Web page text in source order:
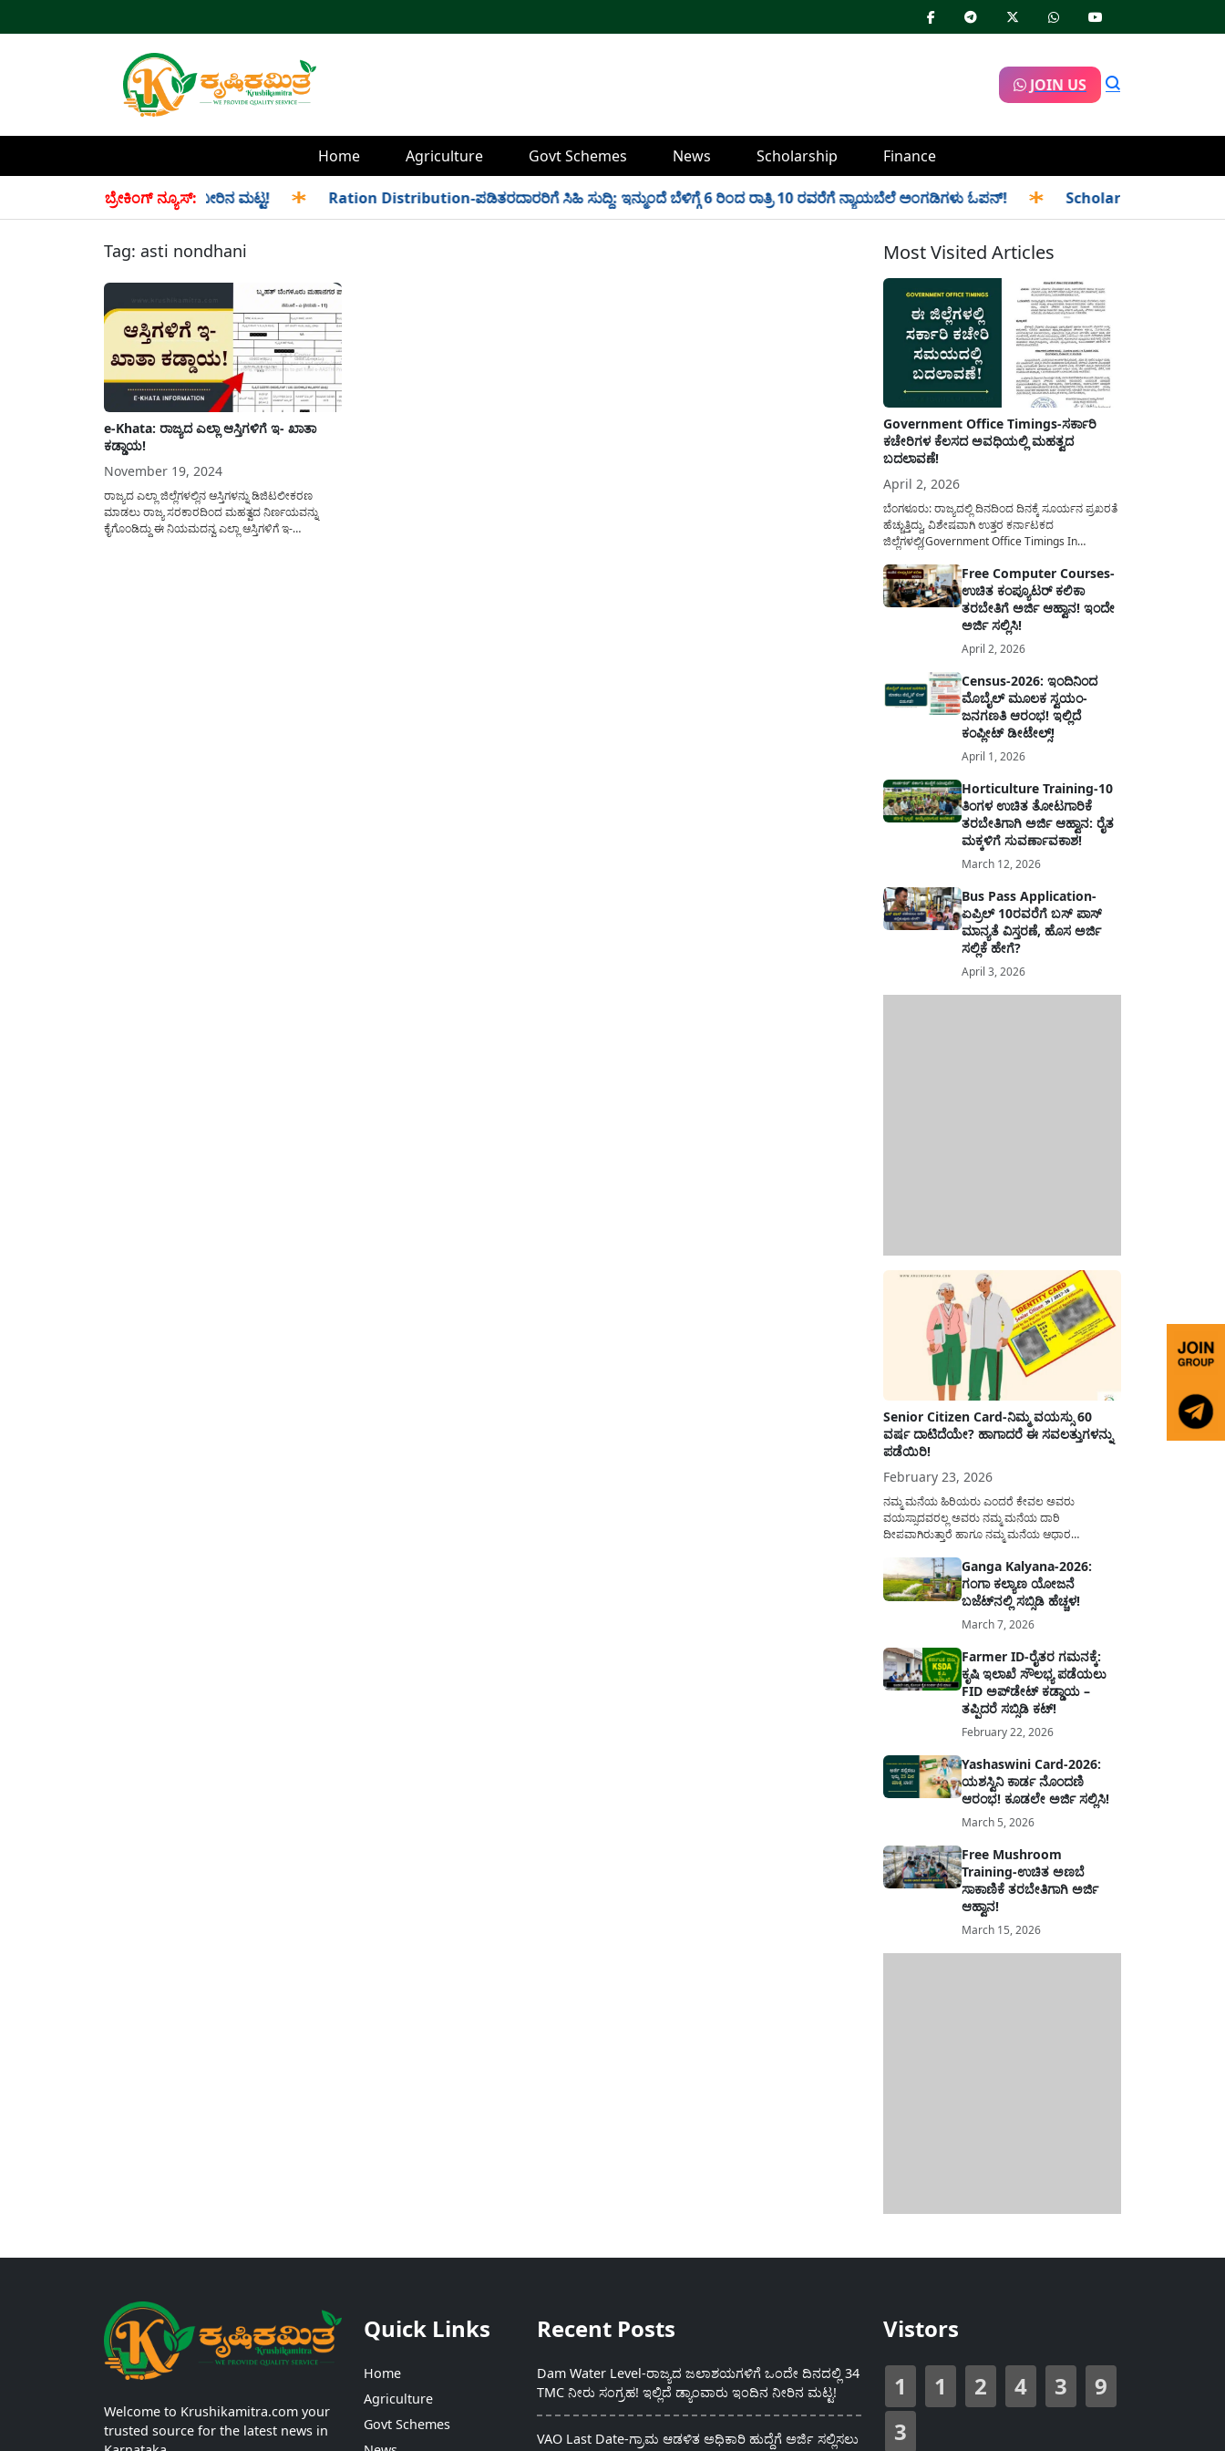
JOIN US
Home Agriculture Govt Schemes News Scholarship Finance
ಬ್ರೇಕಿಂಗ್ ನ್ಯೂಸ್:
ಇಲ್ಲಿದೆ ಡ್ಯಾಂವಾರು ಇಂದಿನ ನೀರಿನ ಮಟ್ಟ! Ration Distribution-ಪಡಿತರದಾರರಿಗೆ ಸಿಹಿ ಸುದ್ದಿ: ಇನ್ಮುಂದೆ ಬೆಳಿಗ್ಗೆ 6 ರಿಂದ ರಾತ್ರಿ 10 ರವರೆಗೆ ನ್ಯಾಯಬೆಲೆ ಅಂಗಡಿಗಳು ಓಪನ್! Scholarship
Tag: asti nondhani
e-Khata: ರಾಜ್ಯದ ಎಲ್ಲಾ ಆಸ್ತಿಗಳಿಗೆ ಇ- ಖಾತಾ
ಕಡ್ಡಾಯ!
November 19, 2024
ರಾಜ್ಯದ ಎಲ್ಲಾ ಜಿಲ್ಲೆಗಳಲ್ಲಿನ ಆಸ್ತಿಗಳನ್ನು ಡಿಜಿಟಲೀಕರಣ
ಮಾಡಲು ರಾಜ್ಯ ಸರಕಾರದಿಂದ ಮಹತ್ವದ ನಿರ್ಣಯವನ್ನು
ಕೈಗೊಂಡಿದ್ದು ಈ ನಿಯಮದನ್ವ ಎಲ್ಲಾ ಆಸ್ತಿಗಳಿಗೆ ಇ-
Most Visited Articles
Government Office Timings-ಸರ್ಕಾರಿ
ಕಚೇರಿಗಳ ಕೆಲಸದ ಅವಧಿಯಲ್ಲಿ ಮಹತ್ವದ
ಬದಲಾವಣೆ!
April 2, 2026
ಬೆಂಗಳೂರು: ರಾಜ್ಯದಲ್ಲಿ ದಿನದಿಂದ ದಿನಕ್ಕೆ ಸೂರ್ಯನ ಪ್ರಖರತೆ
ಹೆಚ್ಚುತ್ತಿದ್ದು, ವಿಶೇಷವಾಗಿ ಉತ್ತರ ಕರ್ನಾಟಕದ
ಜಿಲ್ಲೆಗಳಲ್ಲಿ(Government Office Timings In
ಹಿನ್ನೆಲೆಯಲ್ಲಿ ಸರ್ಕಾರಿ ನೌಕರರ ಹಿತದೃಷ್ಟಿಯಿಂದ ಹಾಗೂ
ಸಾರ್ವಜನಿಕರ ಅನುಕೂಲಕ್ಕಾಗಿ ಕರ್ನಾಟಕ ಸರ್ಕಾರವು
ಮಹತ್ವದ ನಿರ್ಧಾರವೊಂದನ್ನು ಕೈಗೊಂಡಿದೆ. ಕಿತ್ತೂರು ಕರ್ನಾಟಕ
ಮತ್ತು ಕಲ್ಯಾಣ ಕರ್ನಾಟಕದ ಒಟ್ಟು 9 ಜಿಲ್ಲೆಗಳಲ್ಲಿ ಏಪ್ರಿಲ್...
Free Computer Courses-
ಉಚಿತ ಕಂಪ್ಯೂಟರ್ ಕಲಿಕಾ
ತರಬೇತಿಗೆ ಅರ್ಜಿ ಆಹ್ವಾನ! ಇಂದೇ
ಅರ್ಜಿ ಸಲ್ಲಿಸಿ!
April 2, 2026
Census-2026: ಇಂದಿನಿಂದ
ಮೊಬೈಲ್ ಮೂಲಕ ಸ್ವಯಂ-
ಜನಗಣತಿ ಆರಂಭ! ಇಲ್ಲಿದೆ
ಕಂಪ್ಲೀಟ್ ಡೀಟೇಲ್ಸ್!
April 1, 2026
Horticulture Training-10
ತಿಂಗಳ ಉಚಿತ ತೋಟಗಾರಿಕೆ
ತರಬೇತಿಗಾಗಿ ಅರ್ಜಿ ಆಹ್ವಾನ: ರೈತ
ಮಕ್ಕಳಿಗೆ ಸುವರ್ಣಾವಕಾಶ!
March 12, 2026
Bus Pass Application-
ಏಪ್ರಿಲ್ 10ರವರೆಗೆ ಬಸ್ ಪಾಸ್
ಮಾನ್ಯತೆ ವಿಸ್ತರಣೆ, ಹೊಸ ಅರ್ಜಿ
ಸಲ್ಲಿಕೆ ಹೇಗೆ?
April 3, 2026
Senior Citizen Card-ನಿಮ್ಮ ವಯಸ್ಸು 60
ವರ್ಷ ದಾಟಿದೆಯೇ? ಹಾಗಾದರೆ ಈ ಸವಲತ್ತುಗಳನ್ನು
ಪಡೆಯಿರಿ!
February 23, 2026
ನಮ್ಮ ಮನೆಯ ಹಿರಿಯರು ಎಂದರೆ ಕೇವಲ ಅವರು
ವಯಸ್ಸಾದವರಲ್ಲ ಅವರು ನಮ್ಮ ಮನೆಯ ದಾರಿ
ದೀಪವಾಗಿರುತ್ತಾರೆ ಹಾಗೂ ನಮ್ಮ ಮನೆಯ ಆಧಾರ
ಸಮಾಜಕ್ಕಾಗಿ ದುಡಿತಿರುತ್ತಾರೆ ಹಾಗೆಯೇ ಅವರು ತಮ್ಮ 60
ವರ್ಷಗಳ ನಂತರದ ಜೀವನವನ್ನು ನೆಮ್ಮದಿಯಿಂದ
ಕಳೆಯಬೇಕೆಂಬುದು ಪ್ರತಿಯೊಬ್ಬರ ಕನಸಾಗಿರುತ್ತದೆ ಆದ್ದರಿಂದ
ಸರ್ಕಾರವು ಹಿರಿಯ ನಾಗರಿಕರ ಗುರುತಿನ ಚೀಟಿ...
Ganga Kalyana-2026:
ಗಂಗಾ ಕಲ್ಯಾಣ ಯೋಜನೆ
ಬಜೆಟ್‌ನಲ್ಲಿ ಸಬ್ಸಿಡಿ ಹೆಚ್ಚಳ!
March 7, 2026
Farmer ID-ರೈತರ ಗಮನಕ್ಕೆ:
ಕೃಷಿ ಇಲಾಖೆ ಸೌಲಭ್ಯ ಪಡೆಯಲು
FID ಅಪ್‌ಡೇಟ್ ಕಡ್ಡಾಯ –
ತಪ್ಪಿದರೆ ಸಬ್ಸಿಡಿ ಕಟ್!
February 22, 2026
Yashaswini Card-2026:
ಯಶಸ್ವಿನಿ ಕಾರ್ಡ ನೊಂದಣಿ
ಆರಂಭ! ಕೂಡಲೇ ಅರ್ಜಿ ಸಲ್ಲಿಸಿ!
March 5, 2026
Free Mushroom
Training-ಉಚಿತ ಅಣಬೆ
ಸಾಕಾಣಿಕೆ ತರಬೇತಿಗಾಗಿ ಅರ್ಜಿ
ಆಹ್ವಾನ!
March 15, 2026
Welcome to Krushikamitra.com your
trusted source for the latest news in
Quick Links
Home
Agriculture
Govt Schemes
Recent Posts
Dam Water Level-ರಾಜ್ಯದ ಜಲಾಶಯಗಳಿಗೆ ಒಂದೇ ದಿನದಲ್ಲಿ 34
TMC ನೀರು ಸಂಗ್ರಹ! ಇಲ್ಲಿದೆ ಡ್ಯಾಂವಾರು ಇಂದಿನ ನೀರಿನ ಮಟ್ಟ!
VAO Last Date-ಗ್ರಾಮ ಆಡಳಿತ ಅಧಿಕಾರಿ ಹುದ್ದೆಗೆ ಅರ್ಜಿ ಸಲ್ಲಿಸಲು
Vistors
1
1 2 4 3
9
3